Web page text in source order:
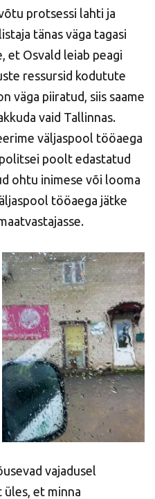
protsessi lahti ja
tänas väga tagasi
et Osvald leiab peagi
ressursid kodutute
väga piiratud, siis saame
vaid Tallinnas.
väljaspool tööaega
poolt edastatud
ohtu inimese või looma
tööaega jätke
vajadusel
üles, et minna